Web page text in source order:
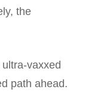
the
vaxxed
path ahead.